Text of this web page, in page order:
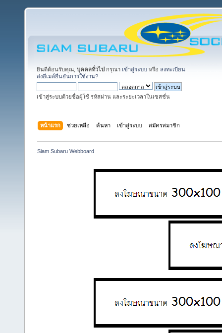
ยินดีต้อนรับคุณ, บุคคลทั่วไป กรุณา เข้าสู่ระบบ หรือ ลงทะเบียน
ส่งอีเมล์ยืนยันการใช้งาน?
เข้าสู่ระบบด้วยชื่อผู้ใช้ รหัสผ่าน และระยะเวลาในเซสชั่น
หน้าแรก ช่วยเหลือ ค้นหา เข้าสู่ระบบ สมัครสมาชิก
Siam Subaru Webboard